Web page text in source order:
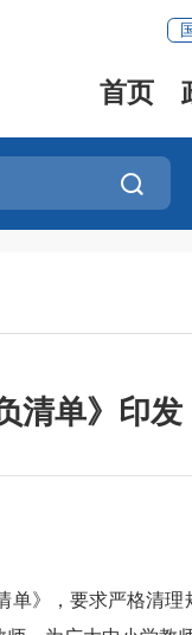
首页
清单》印发
》，要求严格清理